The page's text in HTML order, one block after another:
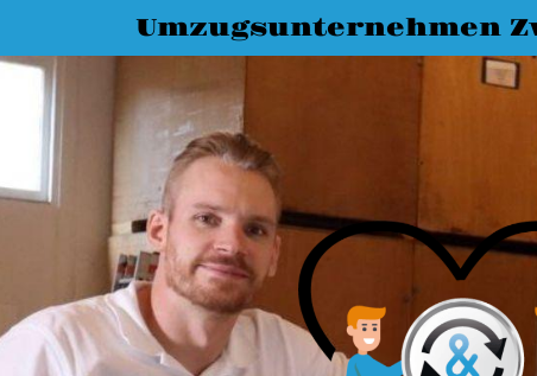
Umzugsunternehmen